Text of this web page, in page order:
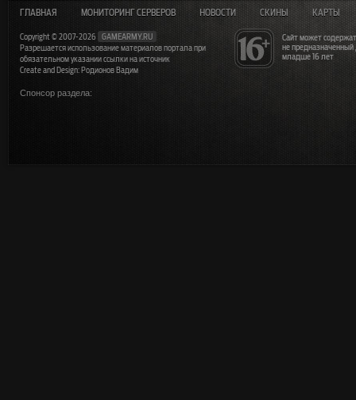
Сайт может
не
младше 16 лет
ГЛАВНАЯ МОНИТОРИНГ СЕРВЕРОВ НОВОСТИ СКИНЫ КАРТЫ
Copyright © 2007-2026
GAMEARMY.RU
Разрешается использование материалов портала при
обязательном указании ссылки на источник
Create and Design: Родионов Вадим
Спонсор раздела: